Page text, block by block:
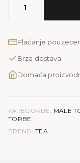
srebrna
količina
Plaćanje
Brza dostava
Domaća
KATEGORIJE: MALE
TORBE
BREND: TEA